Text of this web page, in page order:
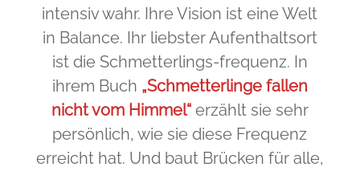
intensiv wahr. Ihre Vision ist eine Welt
in Balance. Ihr liebster Aufenthaltsort
ist die Schmetterlings-frequenz. In
ihrem Buch „Schmetterlinge fallen
nicht vom Himmel“ erzählt sie sehr
persönlich, wie sie diese Frequenz
erreicht hat. Und baut Brücken für alle,